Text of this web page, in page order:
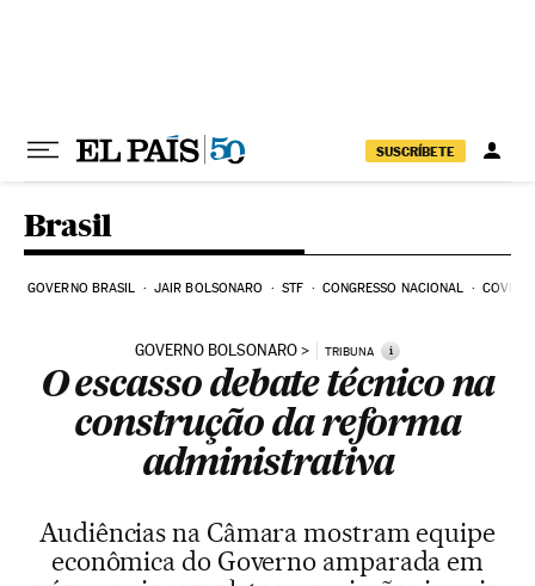
SUSCRÍBETE
Brasil
GOVERNO BRASIL JAIR BOLSONARO STF CONGRESSO NACIONAL COVID-
GOVERNO BOLSONARO TRIBUNA i
O escasso debate técnico na
construção da reforma
administrativa
Audiências na Câmara mostram equipe
econômica do Governo amparada em